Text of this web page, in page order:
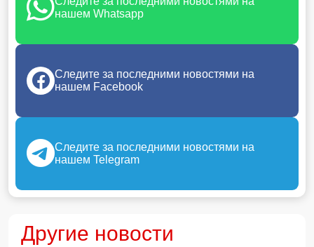
нашем Whatsapp
Следите за последними новостями на
нашем Facebook
Следите за последними новостями на
нашем Telegram
Другие новости